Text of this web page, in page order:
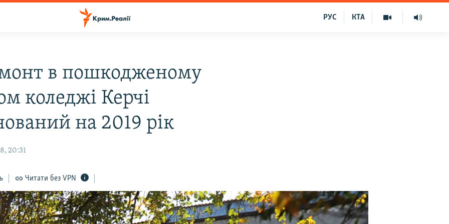
КТА
РУС
в пошкодженому
коледжі Керчі
на 2019 рік
20:31
Читати без VPN